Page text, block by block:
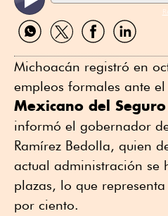
Compartir
por
Compartir
por
Compartir
por
Compartir
por
Michoacán registró en
empleos formales ante el
Mexicano del Seguro
informó el gobernador
Ramírez Bedolla, quien
actual administración se
plazas, lo que
por ciento.